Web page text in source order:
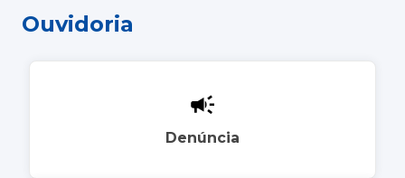
Ouvidoria
Denúncia